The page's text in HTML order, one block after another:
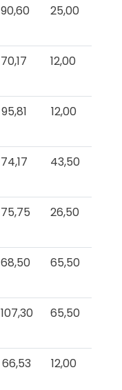
90,60
25,00
70,17
12,00
95,81
12,00
74,17
43,50
75,75
26,50
68,50
65,50
107,30
65,50
66,53
12,00